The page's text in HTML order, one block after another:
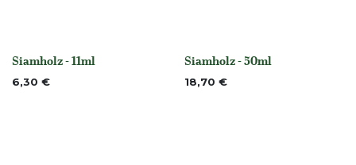
None
Siamholz - 11ml
6,30 € None
Siamholz - 50ml
18,70 €